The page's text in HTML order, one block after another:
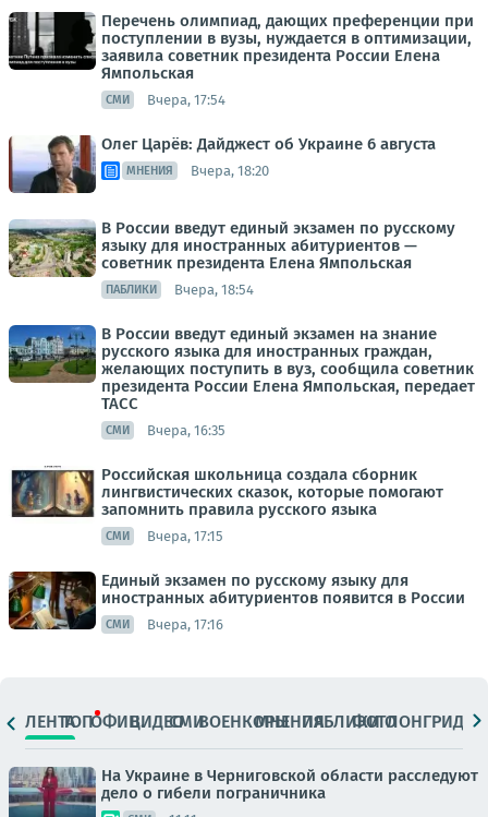
Перечень олимпиад, дающих преференции при
поступлении в вузы, нуждается в оптимизации,
заявила советник президента России Елена
Ямпольская
СМИ Вчера, 17:54
Олег Царёв: Дайджест об Украине 6 августа
МНЕНИЯ Вчера, 18:20
В России введут единый экзамен по русскому
языку для иностранных абитуриентов —
советник президента Елена Ямпольская
ПАБЛИКИ Вчера, 18:54
В России введут единый экзамен на знание
русского языка для иностранных граждан,
желающих поступить в вуз, сообщила советник
президента России Елена Ямпольская, передает
ТАСС
СМИ Вчера, 16:35
Российская школьница создала сборник
лингвистических сказок, которые помогают
запомнить правила русского языка
СМИ Вчера, 17:15
Единый экзамен по русскому языку для
иностранных абитуриентов появится в России
СМИ Вчера, 17:16
ЛЕНТАТОПОФИЦ.ВИДЕОСМИВОЕНКОРЫМНЕНИЯПАБЛИКИ
ФОТОЛОНГРИДЫ
На Украине в Черниговской области расследуют
дело о гибели пограничника